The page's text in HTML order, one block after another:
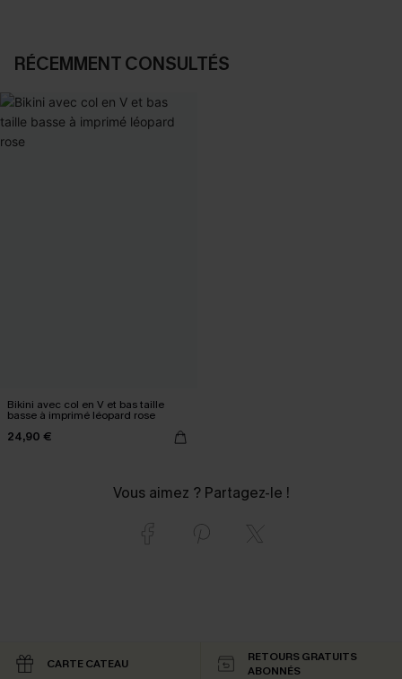
RÉCEMMENT CONSULTÉS
Bikini avec col en V et bas taille
basse à imprimé léopard rose
24,90 €
Vous aimez ? Partagez-le !
CARTE CATEAU
RETOURS GRATUITS
ABONNÉS